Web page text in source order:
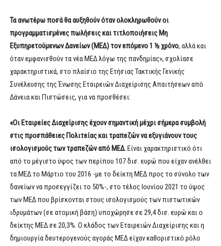
Τα ανωτέρω ποσά θα αυξηθούν όταν ολοκληρωθούν οι
προγραμματισμένες πωλήσεις και τιτλοποιήσεις Μη
Εξυπηρετούμενων Δανείων (ΜΕΔ) τον επόμενο 1 ½ χρόνο, αλλά και
όταν εμφανισθούν τα νέα ΜΕΔ λόγω της πανδημίας», σχολίασε
χαρακτηριστικά, στο πλαίσιο της Ετήσιας Τακτικής Γενικής
Συνέλευσης της Ένωσης Εταιρειών Διαχείρισης Απαιτήσεων από
Δάνεια και Πιστώσεις, για να προσθέσει:
«Οι Εταιρείες Διαχείρισης έχουν σημαντική μέχρι σήμερα συμβολή
στις προσπάθειες Πολιτείας και τραπεζών να εξυγιάνουν τους
ισολογισμούς των τραπεζών από ΜΕΔ.Είναι χαρακτηριστικό ότι
από το μέγιστο ύψος των περίπου 107 δισ. ευρώ που είχαν ανέλθει
τα ΜΕΔ το Μάρτιο του 2016 -με το δείκτη ΜΕΔ προς το σύνολο των
δανείων να προσεγγίζει το 50%-, στο τέλος Ιουνίου 2021 το ύψος
των ΜΕΔ που βρίσκονται στους ισολογισμούς των πιστωτικών
ιδρυμάτων (σε ατομική βάση) υποχώρησε σε 29,4 δισ. ευρώ και ο
δείκτης ΜΕΔ σε 20,3%. Ο κλάδος των Εταιρειών Διαχείρισης και η
δημιουργία δευτερογενούς αγοράς ΜΕΔ είχαν καθοριστικό ρόλο